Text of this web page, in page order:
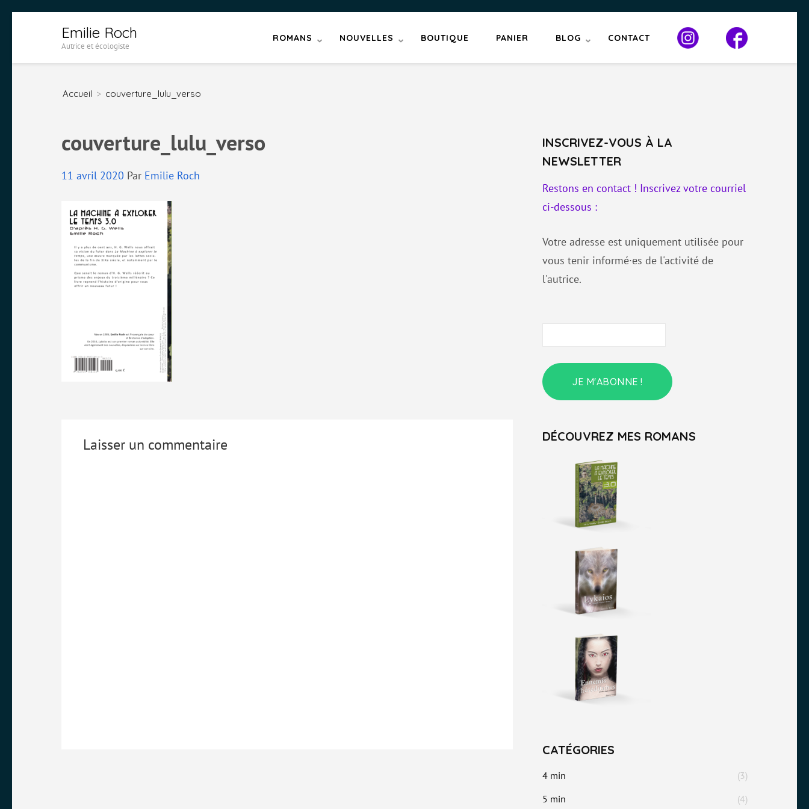
Emilie Roch
Autrice et écologiste
ROMANS NOUVELLES BOUTIQUE PANIER BLOG CONTACT
Accueil > couverture_lulu_verso
couverture_lulu_verso
11 avril 2020 Par Emilie Roch
Laisser un commentaire
INSCRIVEZ-VOUS À LA
NEWSLETTER
Restons en contact ! Inscrivez votre courriel
ci-dessous :
Votre adresse est uniquement utilisée pour
vous tenir informé·es de l'activité de
l'autrice.
DÉCOUVREZ MES ROMANS
CATÉGORIES
4 min
(3)
5 min
(4)